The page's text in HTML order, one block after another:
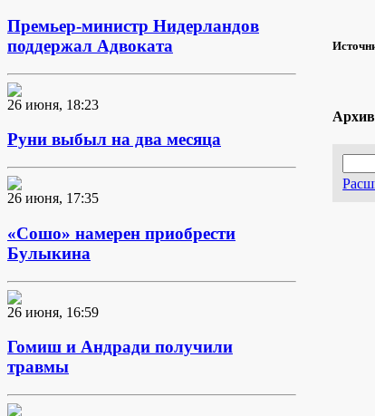
Премьер-министр Нидерландов
поддержал Адвоката
26 июня, 18:23
Руни выбыл на два месяца
26 июня, 17:35
«Сошо» намерен приобрести
Булыкина
26 июня, 16:59
Гомиш и Андради получили
травмы
Архив